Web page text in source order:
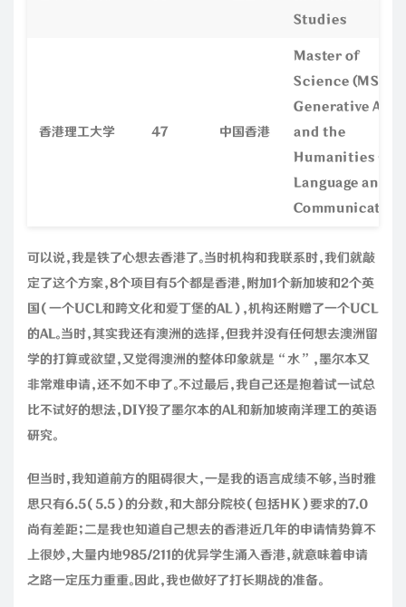
Studies
香港理工大学 47 中国香港
Master of
Science (MS) in
Generative AI
and the
Humanities -
Language and
Communication
可以说，我是铁了心想去香港了。当时机构和我联系时，我们就敲
定了这个方案，8个项目有5个都是香港，附加1个新加坡和2个英
国（一个UCL和跨文化和爱丁堡的AL），机构还附赠了一个UCL
的AL。当时，其实我还有澳洲的选择，但我并没有任何想去澳洲留
学的打算或欲望，又觉得澳洲的整体印象就是“水”，墨尔本又
非常难申请，还不如不申了。不过最后，我自己还是抱着试一试总
比不试好的想法，DIY投了墨尔本的AL和新加坡南洋理工的英语
研究。
但当时，我知道前方的阻碍很大，一是我的语言成绩不够，当时雅
思只有6.5（5.5）的分数，和大部分院校（包括HK）要求的7.0
尚有差距；二是我也知道自己想去的香港近几年的申请情势算不
上很妙，大量内地985/211的优异学生涌入香港，就意味着申请
之路一定压力重重。因此，我也做好了打长期战的准备。